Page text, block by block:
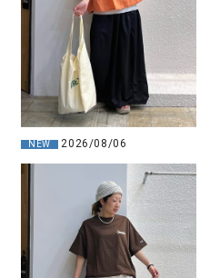
NEW 2026/08/06